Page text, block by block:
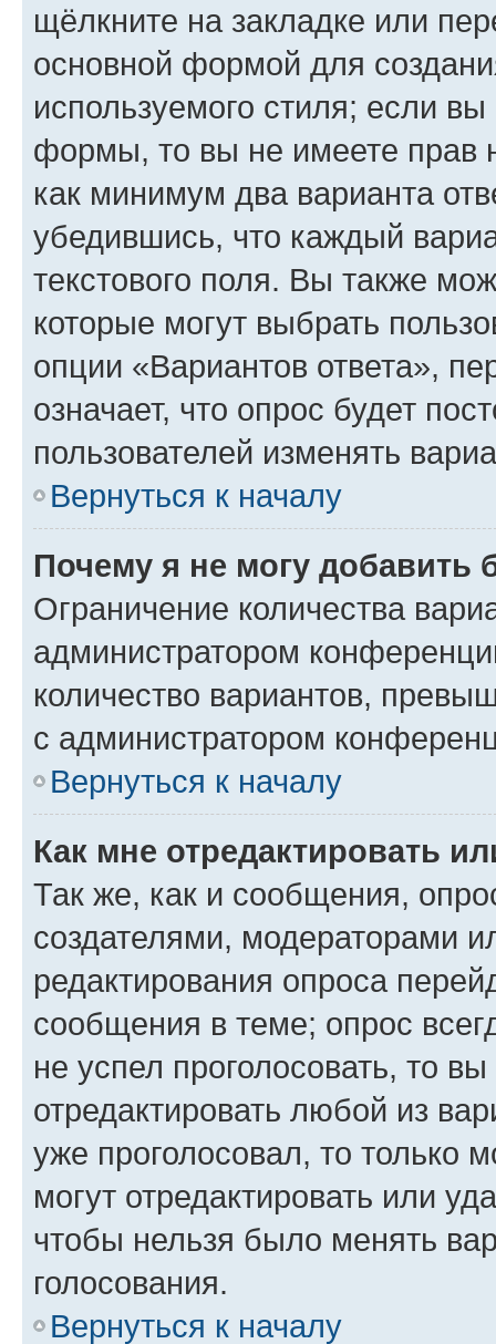
щёлкните на закладке или
основной формой для
используемого стиля; если
формы, то вы не имеете прав
как минимум два варианта
убедившись, что каждый
текстового поля. Вы также
которые могут выбрать
опции «Вариантов ответа»,
означает, что опрос будет
пользователей изменять
Вернуться к началу
Почему я не могу добавить
Ограничение количества
администратором
количество вариантов,
с администратором
Вернуться к началу
Как мне отредактировать
Так же, как и сообщения,
создателями, модераторами
редактирования опроса
сообщения в теме; опрос
не успел проголосовать, то
отредактировать любой из
уже проголосовал, то только
могут отредактировать или
чтобы нельзя было менять
голосования.
Вернуться к началу